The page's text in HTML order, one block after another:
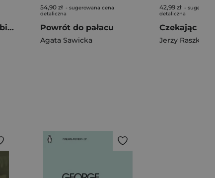
Trudne wybory. Kobiety z odzysku. Tom 2 wyd. 2026
54,90 zł - sugerowana cena
detaliczna
Powrót do pałacu
Agata Sawicka
42,99 zł -
detaliczna
Jerzy